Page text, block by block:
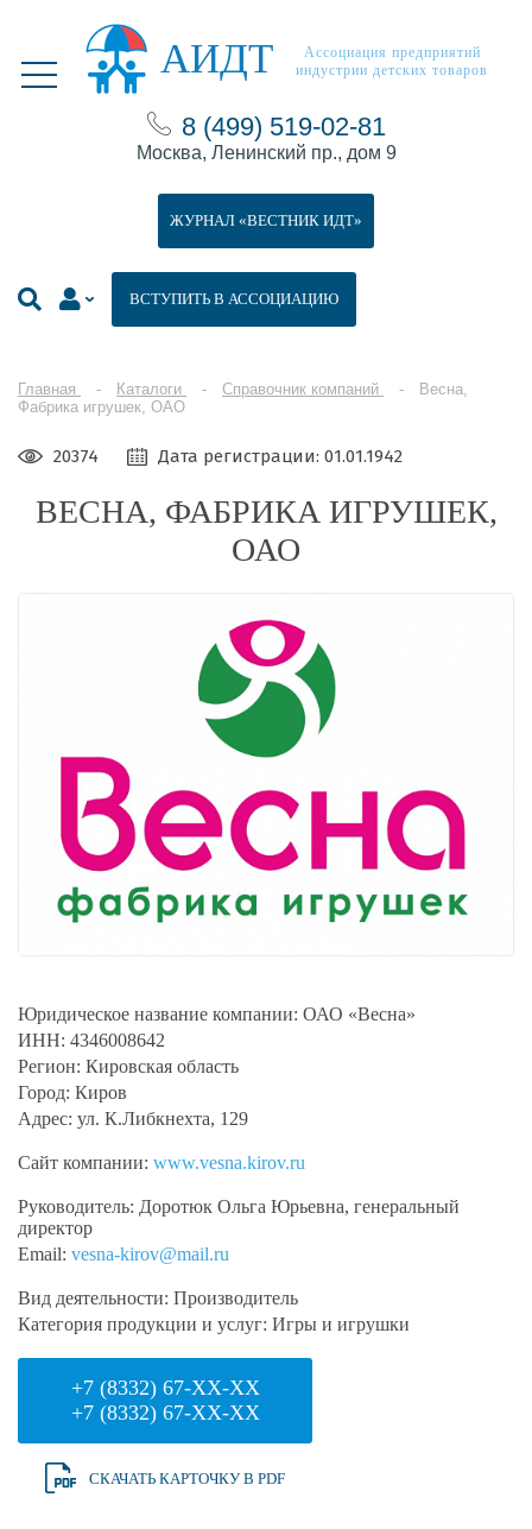
АИДТ
Ассоциация предприятий
индустрии детских товаров
8 (499) 519-02-81
Москва, Ленинский пр., дом 9
ВСТУПИТЬ В АССОЦИАЦИЮ
ЖУРНАЛ «ВЕСТНИК ИДТ»
Главная Каталоги Справочник компаний
Весна,
Фабрика игрушек, ОАО
20374 Дата регистрации: 01.01.1942
ВЕСНА, ФАБРИКА ИГРУШЕК,
ОАО
Юридическое название компании: ОАО «Весна»
ИНН: 4346008642
Регион: Кировская область
Город: Киров
Адрес: ул. К.Либкнехта, 129
Сайт компании: www.vesna.kirov.ru
Руководитель: Доротюк Ольга Юрьевна, генеральный
директор
Email: vesna-kirov@mail.ru
Вид деятельности: Производитель
Категория продукции и услуг: Игры и игрушки
+7 (8332) 67-XX-XX
+7 (8332) 67-XX-XX
СКАЧАТЬ КАРТОЧКУ В PDF